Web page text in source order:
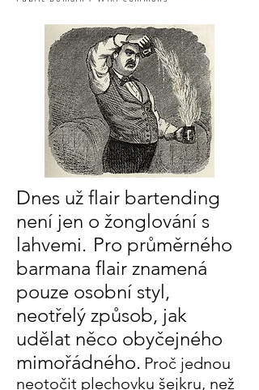
Dnes už flair bartending
není jen o žonglování s
lahvemi. Pro průměrného
barmana flair znamená
pouze osobní styl,
neotřelý způsob, jak
udělat něco obyčejného
mimořádného. Proč jednou
neotočit plechovku šejkru, než